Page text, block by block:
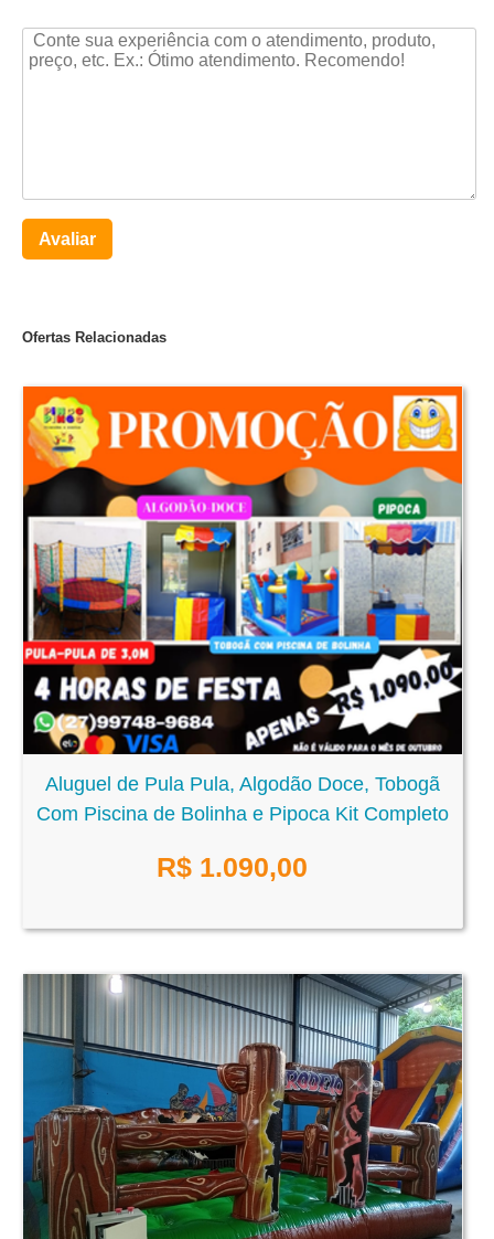
Avaliar
Ofertas Relacionadas
Aluguel de Pula Pula, Algodão Doce, Tobogã
Com Piscina de Bolinha e Pipoca Kit Completo
R$ 1.090,00